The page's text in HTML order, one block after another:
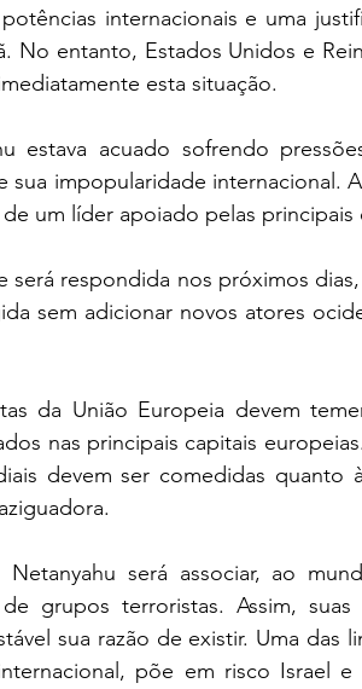
internacionais e uma
No entanto, Estados Unidos e
esta situação.
estava acuado sofrendo
sua impopularidade internacional.
um líder apoiado pelas principais
será respondida nos próximos
sem adicionar novos atores
da União Europeia devem
nas principais capitais
devem ser comedidas quanto
Netanyahu será associar, ao
grupos terroristas. Assim,
sua razão de existir. Uma das
põe em risco Israel e